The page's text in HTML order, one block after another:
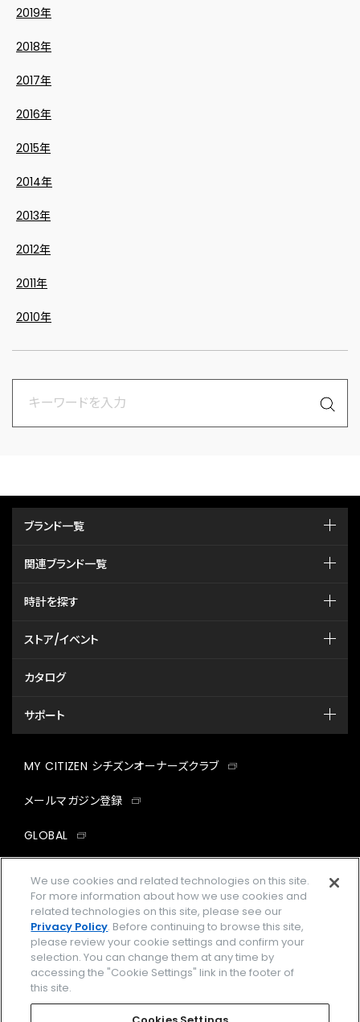
2019年
2018年
2017年
2016年
2015年
2014年
2013年
2012年
2011年
2010年
ブランド一覧
関連ブランド一覧
時計を探す
ストア/イベント
カタログ
サポート
MY CITIZEN シチズンオーナーズクラブ
メールマガジン登録
GLOBAL
facebookinstagramtwitter
企業情報 ご利用規約
プライバシーポリシー Cookies Settings
We use cookies and related technologies on this site.
For more information about how we use cookies and
related technologies on this site, please see our
Privacy Policy. Before continuing to browse this site,
please review your cookie settings and confirm your
selection. You can change them at any time by
accessing the "Cookie Settings" link in the footer of
this site.